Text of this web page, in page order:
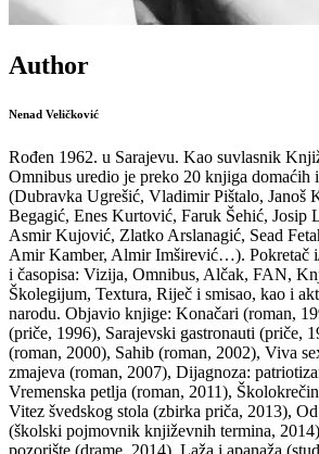
Author
Nenad Veličković
Rođen 1962. u Sarajevu. Kao suvlasnik
Omnibus uredio je preko 20 knjiga domaćih
(Dubravka Ugrešić, Vladimir Pištalo, Janoš
Begagić, Enes Kurtović, Faruk Šehić, Josip
Asmir Kujović, Zlatko Arslanagić, Sead
Amir Kamber, Almir Imširević…). Pokretač
i časopisa: Vizija, Omnibus, Alčak, FAN,
Školegijum, Textura, Riječ i smisao, kao i
narodu. Objavio knjige: Konačari (roman,
(priče, 1996), Sarajevski gastronauti (priče,
(roman, 2000), Sahib (roman, 2002), Viva
zmajeva (roman, 2007), Dijagnoza:
Vremenska petlja (roman, 2011),
Vitez švedskog stola (zbirka priča, 2013),
(školski pojmovnik književnih termina,